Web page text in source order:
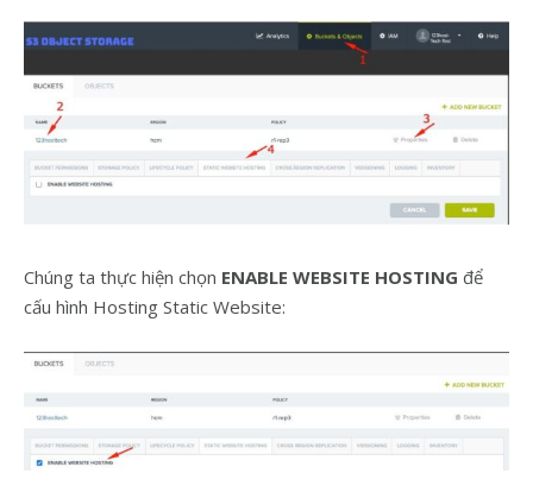
Chúng ta thực hiện chọn ENABLE WEBSITE HOSTING để
cấu hình Hosting Static Website: